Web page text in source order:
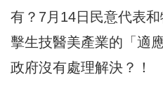
有？7月14日民意代表
擊生技醫美產業的「適
政府沒有處理解決？！